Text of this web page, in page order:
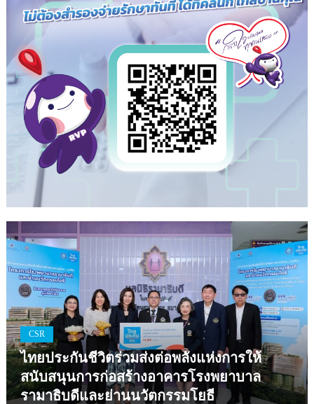
CSR
ไทยประกันชีวิตร่วมส่งต่อพลังแห่งการให้
สนับสนุนการก่อสร้างอาคารโรงพยาบาล
รามาธิบดีและย่านนวัตกรรมโยธี